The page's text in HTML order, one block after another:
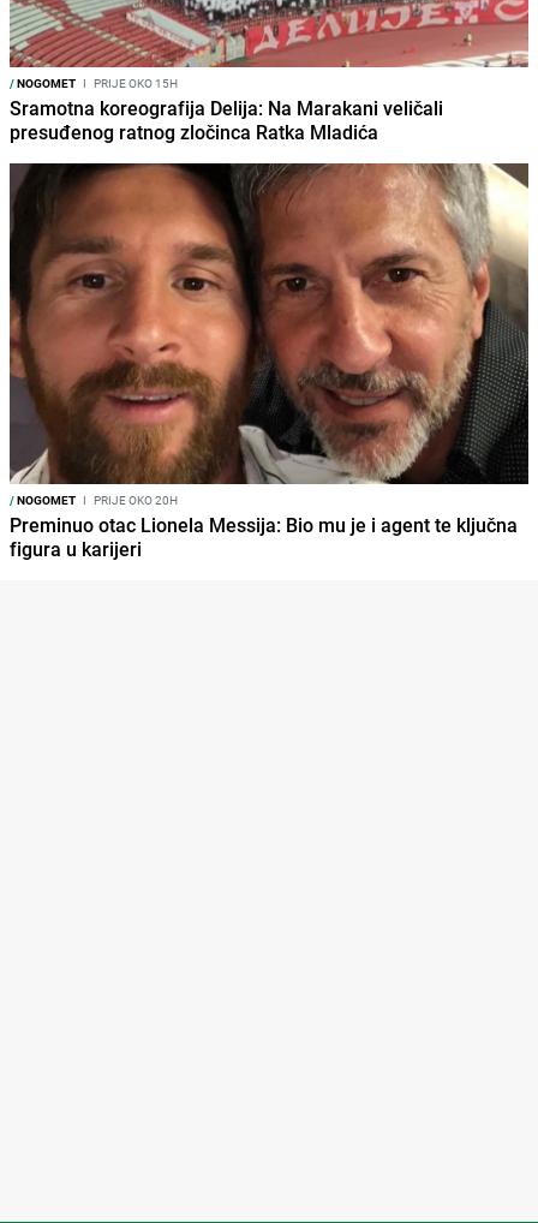
/NOGOMET I PRIJE OKO 15H
Sramotna koreografija Delija: Na Marakani veličali
presuđenog ratnog zločinca Ratka Mladića
/NOGOMET I PRIJE OKO 20H
Preminuo otac Lionela Messija: Bio mu je i agent te ključna
figura u karijeri